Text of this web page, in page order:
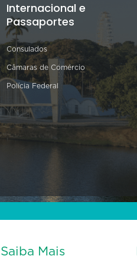
Internacional e
Passaportes
Consulados
Câmaras de Comércio
Polícia Federal
Saiba Mais